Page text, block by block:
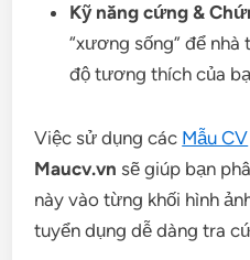
Kỹ năng cứng &
“xương sống” để
độ tương thích của
Việc sử dụng các Mẫu CV
Maucv.vn sẽ giúp bạn
này vào từng khối hình
tuyển dụng dễ dàng tra